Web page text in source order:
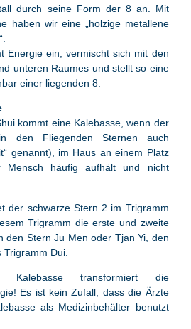
durch seine Form der 8 an. Mit
haben wir eine „holzige metallene
Energie ein, vermischt sich mit den
unteren Raumes und stellt so eine
einer liegenden 8.
kommt eine Kalebasse, wenn der
den Fliegenden Sternen auch
genannt), im Haus an einem Platz
häufig aufhält und nicht
der schwarze Stern 2 im Trigramm
Trigramm die erste und zweite
den Stern Ju Men oder Tjan Yi, den
Trigramm Dui.
Kalebasse transformiert die
Es ist kein Zufall, dass die Ärzte
als Medizinbehälter benutzt